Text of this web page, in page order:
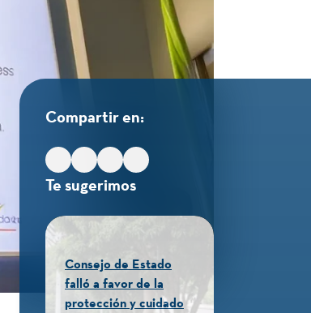
Compartir en:
Te sugerimos
Consejo de Estado
falló a favor de la
protección y cuidado